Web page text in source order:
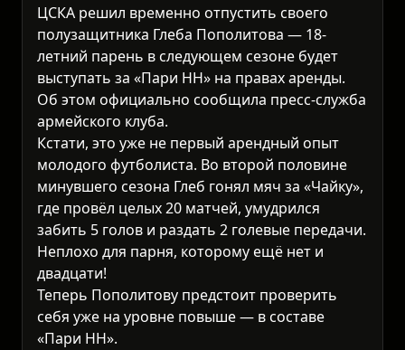
ЦСКА решил временно отпустить своего
полузащитника Глеба Пополитова — 18-
летний парень в следующем сезоне будет
выступать за «Пари НН» на правах аренды.
Об этом официально сообщила пресс-служба
армейского клуба.
Кстати, это уже не первый арендный опыт
молодого футболиста. Во второй половине
минувшего сезона Глеб гонял мяч за «Чайку»,
где провёл целых 20 матчей, умудрился
забить 5 голов и раздать 2 голевые передачи.
Неплохо для парня, которому ещё нет и
двадцати!
Теперь Пополитову предстоит проверить
себя уже на уровне повыше — в составе
«Пари НН».